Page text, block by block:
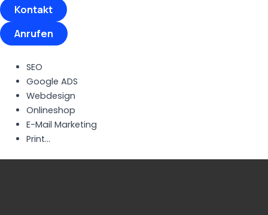
Kontakt
Anrufen
SEO
Google ADS
Webdesign
Onlineshop
E-Mail Marketing
Print...